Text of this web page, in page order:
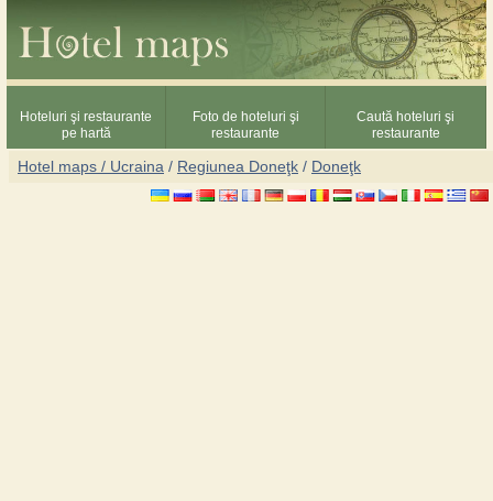
Hoteluri şi restaurante
pe hartă
Foto de hoteluri şi
restaurante
Caută hoteluri şi
restaurante
Hotel maps / Ucraina / Regiunea Doneţk / Doneţk